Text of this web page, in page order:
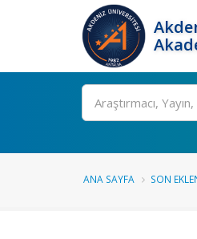
Ara
ANA SAYFA SON